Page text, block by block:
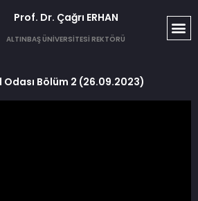
Prof. Dr. Çağrı ERHAN​
ALTINBAŞ ÜNİVERSİTESİ REKTÖRÜ
Odası Bölüm 2 (26.09.2023)